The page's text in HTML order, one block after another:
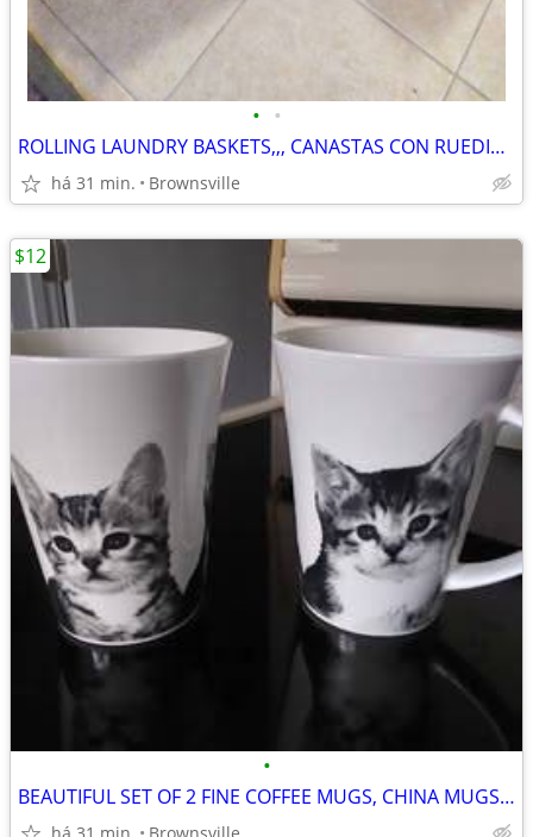
• •
ROLLING LAUNDRY BASKETS,,, CANASTAS CON RUEDITAS PARA LAVANDERÍA
há 31 min. Brownsville
•
BEAUTIFUL SET OF 2 FINE COFFEE MUGS, CHINA MUGS,,,HERMOSO JUEGO DE 2 T
$12